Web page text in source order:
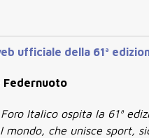
ufficiale della 61ª
Federnuoto
Italico ospita la 61ª
che unisce sport,